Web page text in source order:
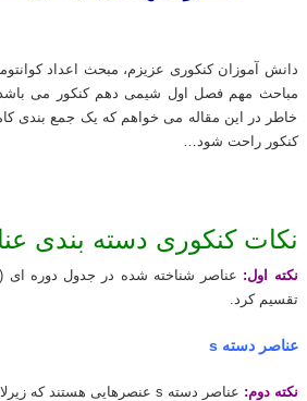
دانش آموزان کنکوری عزیزم، مبحث اعداد
مباحث مهم فصل اول شیمی دهم کنکور می
خاطر در این مقاله می خواهم که یک جمع بندی
کنکور راحت شود…
نکات کنکوری دسته بندی
نکته اول: عناصر شناخته شده در جدول دوره ای
تقسیم کرد.
عناصر دسته s
نکته دوم: عناصر دسته s عنصرهایی هستند که زیرلایه s آن ها در حال پر شدن است.